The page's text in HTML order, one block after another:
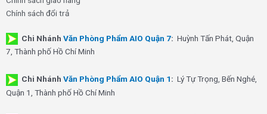
Chính sách đổi trả
Chi Nhánh Văn Phòng Phẩm AIO Quận 7: Huỳnh Tấn Phát, Quận
7, Thành phố Hồ Chí Minh
Chi Nhánh Văn Phòng Phẩm AIO Quận 1: Lý Tự Trọng, Bến Nghé,
Quận 1, Thành phố Hồ Chí Minh